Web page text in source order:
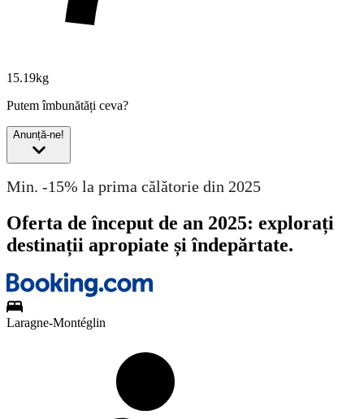
15.19kg
Putem îmbunătăți ceva?
Anunță-ne!
Min. -15% la prima călătorie din 2025
Oferta de început de an 2025: explorați
destinații apropiate și îndepărtate.
Laragne-Montéglin